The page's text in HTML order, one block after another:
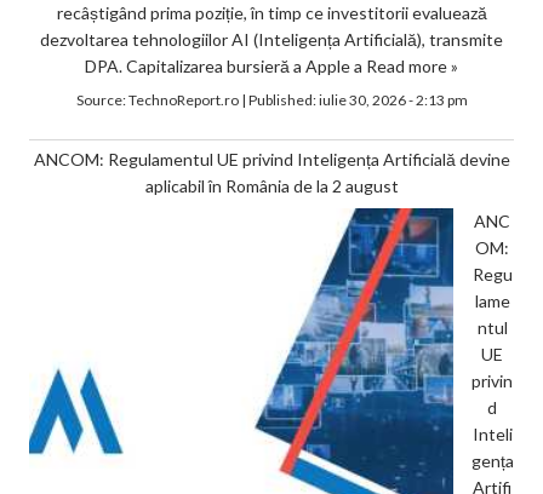
recâștigând prima poziție, în timp ce investitorii evaluează
dezvoltarea tehnologiilor AI (Inteligența Artificială), transmite
DPA. Capitalizarea bursieră a Apple a Read more »
Source:TechnoReport.ro| Published:iulie 30, 2026 - 2:13 pm
ANCOM: Regulamentul UE privind Inteligența Artificială devine
aplicabil în România de la 2 august
ANC
OM:
Regu
lame
ntul
UE
privin
d
Inteli
gența
Artifi